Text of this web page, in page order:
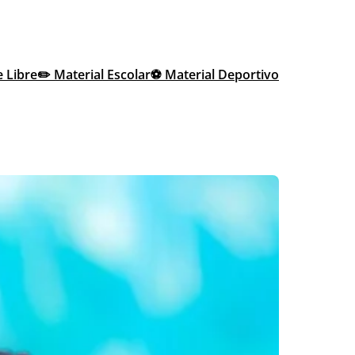
Libre✏️ Material Escolar⚽ Material Deportivo